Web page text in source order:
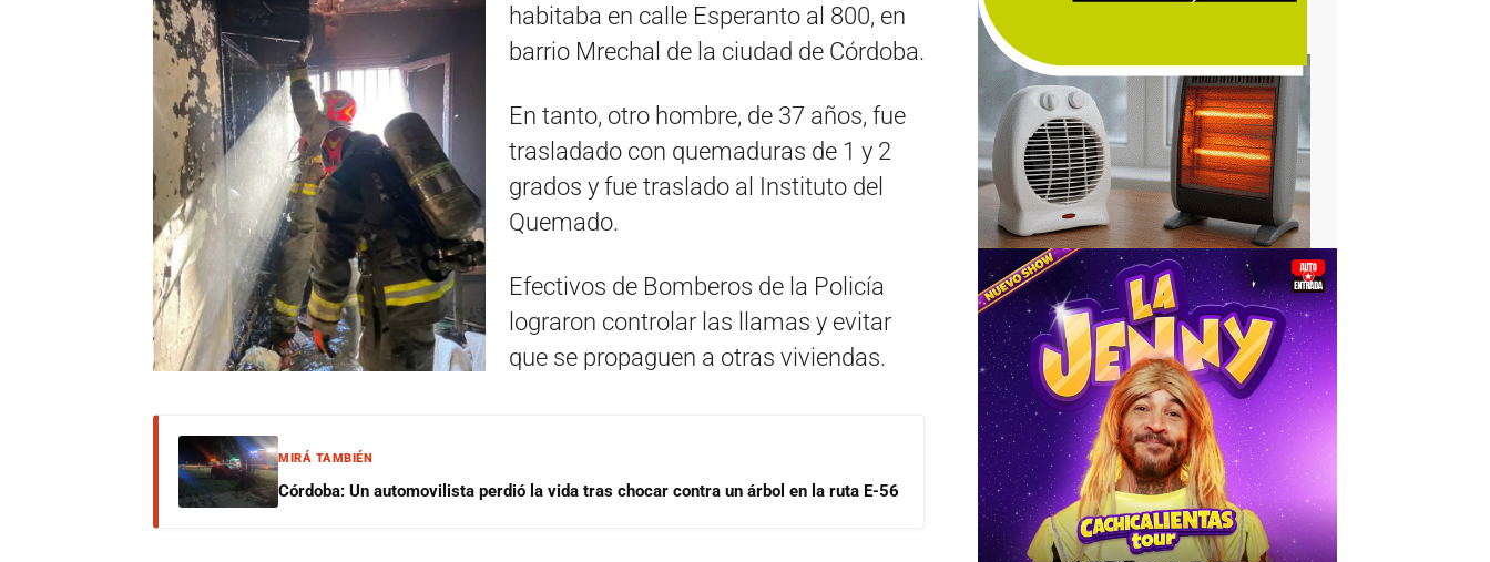
habitaba en calle Esperanto al 800, en
barrio Mrechal de la ciudad de Córdoba.
En tanto, otro hombre, de 37 años, fue
trasladado con quemaduras de 1 y 2
grados y fue traslado al Instituto del
Quemado.
Efectivos de Bomberos de la Policía
lograron controlar las llamas y evitar
que se propaguen a otras viviendas.
MIRÁ TAMBIÉN
Córdoba: Un automovilista perdió la vida tras chocar contra un árbol en la ruta E-56